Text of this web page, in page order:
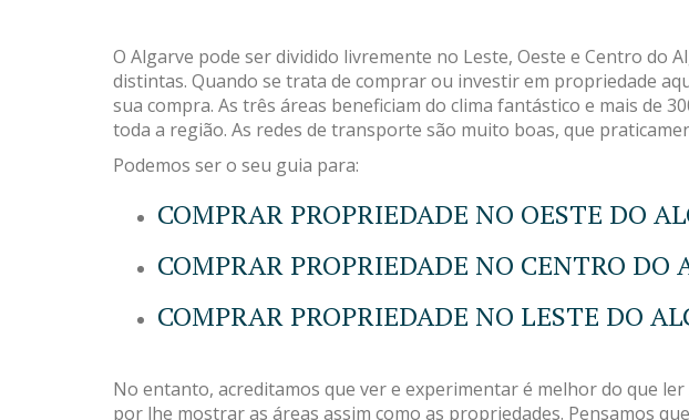
O Algarve pode ser dividido livremente no Leste, Oeste e Centro do
distintas. Quando se trata de comprar ou investir em propriedade
sua compra. As três áreas beneficiam do clima fantástico e mais de
toda a região. As redes de transporte são muito boas, que
Podemos ser o seu guia para:
COMPRAR PROPRIEDADE NO OESTE DO
COMPRAR PROPRIEDADE NO CENTRO DO
COMPRAR PROPRIEDADE NO LESTE DO
No entanto, acreditamos que ver e experimentar é melhor do que
por lhe mostrar as áreas assim como as propriedades. Pensamos